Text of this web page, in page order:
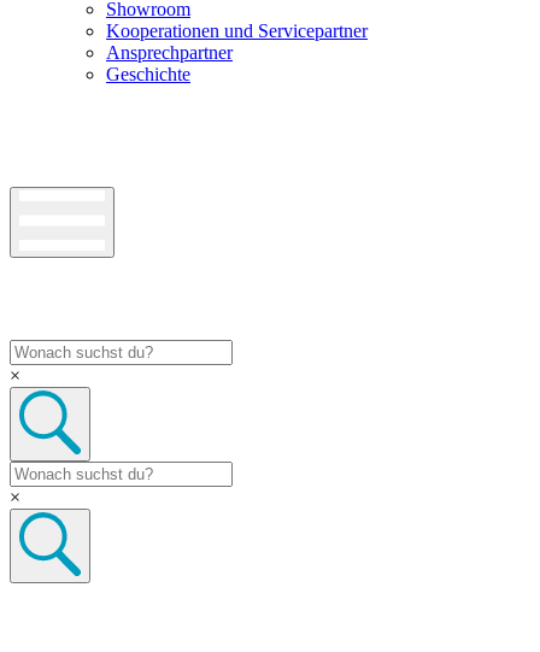
Showroom
Kooperationen und Servicepartner
Ansprechpartner
Geschichte
×
×